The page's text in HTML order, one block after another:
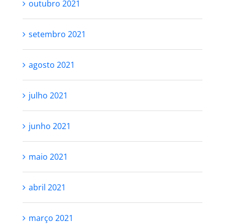
outubro 2021
setembro 2021
agosto 2021
julho 2021
junho 2021
maio 2021
abril 2021
março 2021